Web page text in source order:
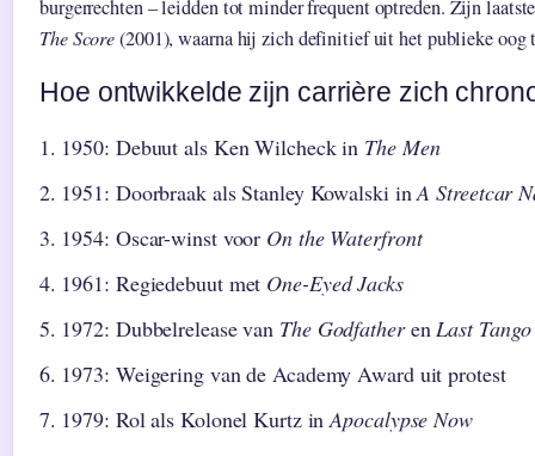
burgerrechten – leidden tot minder frequent optreden. Zijn
The Score(2001), waarna hij zich definitief uit het publieke oog
Hoe ontwikkelde zijn carrière zich
1950: Debuut als Ken Wilcheck in The Men
1951: Doorbraak als Stanley Kowalski inA Streetcar
1954: Oscar-winst voor On the Waterfront
1961: Regiedebuut met One-Eyed Jacks
1972: Dubbelrelease van The GodfatherenLast
1973: Weigering van de Academy Award uit protest
1979: Rol als Kolonel Kurtz inApocalypse Now